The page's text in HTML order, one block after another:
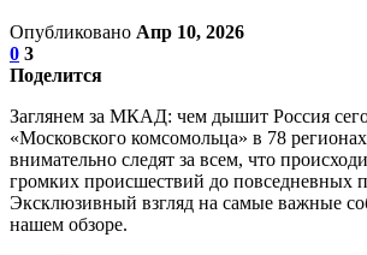
Опубликовано Апр 10, 2026
0 3
Поделится
Заглянем за МКАД: чем дышит Россия
«Московского комсомольца» в 78
внимательно следят за всем, что
громких происшествий до повседневных
Эксклюзивный взгляд на самые важные
нашем обзоре.